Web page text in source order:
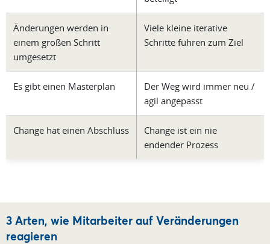
Änderungen werden in
einem großen Schritt
umgesetzt
Viele kleine iterative
Schritte führen zum Ziel
Es gibt einen Masterplan
Der Weg wird immer neu /
agil angepasst
Change hat einen Abschluss
Change ist ein nie
endender Prozess
3 Arten, wie Mitarbeiter auf Veränderungen
reagieren